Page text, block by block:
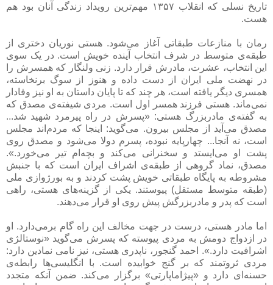
تاریخ نسلی که انقلاب ۱۳۵۷ مهم‌ترین رویداد زندگی آنان بود هم
هست.
رمان با منازعات طبقاتی آغاز می‌شود. هستی نوریان دختری از
طبقه‌ی متوسط در شرف انتخاب آینده خویش است. در یک سوی
این انتخاب، عشرت، مادرش قرار دارد. زنی ولنگار که همسرش را
در نهضت ملی ایران از دست داده و هنوز از سوگ برنخاسته،
همسری دیگر یافته است، هر چند که تا پایان داستان به او نیز وفادار
نمی‌ماند. هستی فرزند همسر اول است. مردی شیفته‌ی مصدق که
به گفته‌ی مادربزرگ هستی: «پسرش در راه پیرمرد شهید شد...
مصدق می‌آید از مجلس بیرون. می‌گوید: اینجا که مردم‌اند مجلس
است، نه آنجا... چهارپایه نبوده، پسرم دولا می‌شود و مصدق روی
پشت او می‌ایستد و سخنرانی می‌کند و بچه‌ام تیر می‌خورد.».
مصدق، نماد گروهی از طبقه‌ی اشراف ایران است که با جنبش
مشروطه به پایگاه طبقاتی خویش پشت کردند و به بورژوازی ملی
(طبقه متوسط مستقل) پیوستند. یکی از گزینه‌های هستی، راهی
است که پدر و مادربزرگش پیش روی او قرار می‌دهند.
اما مادر هستی، درست در جهت مخالف این راه گام برمی‌دارد. او
در ازدواج دومش به مردی پیوسته که پسرش می‌گوید «نوستالژی
اشرافیت دارد.». احمد گنجور، ناپدری هستی، نیز نامی نمادین دارد:
مردی ثروتمند که بر گنج خوابیده است. با انگلیسی‌ها رابطه‌ی
حسنه‌ای دارد و «پیژاماپارتی» برگزار می‌کند. ضمن آنکه متجدد